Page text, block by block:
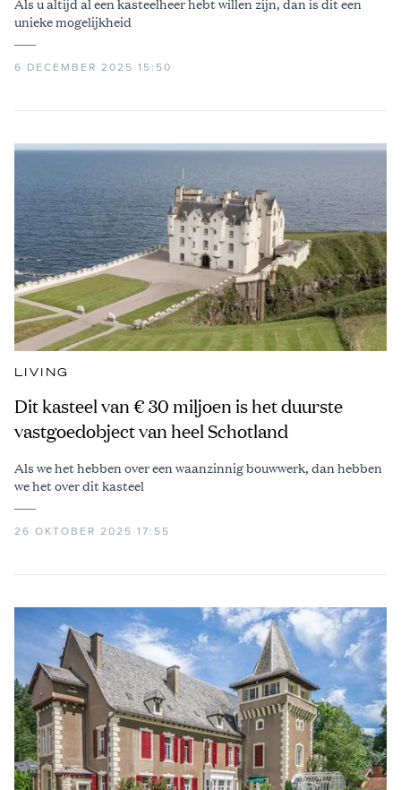
Als u altijd al een kasteelheer hebt willen zijn, dan is dit een
unieke mogelijkheid
6 DECEMBER 2025 15:50
LIVING
Dit kasteel van € 30 miljoen is het duurste
vastgoedobject van heel Schotland
Als we het hebben over een waanzinnig bouwwerk, dan hebben
we het over dit kasteel
26 OKTOBER 2025 17:55